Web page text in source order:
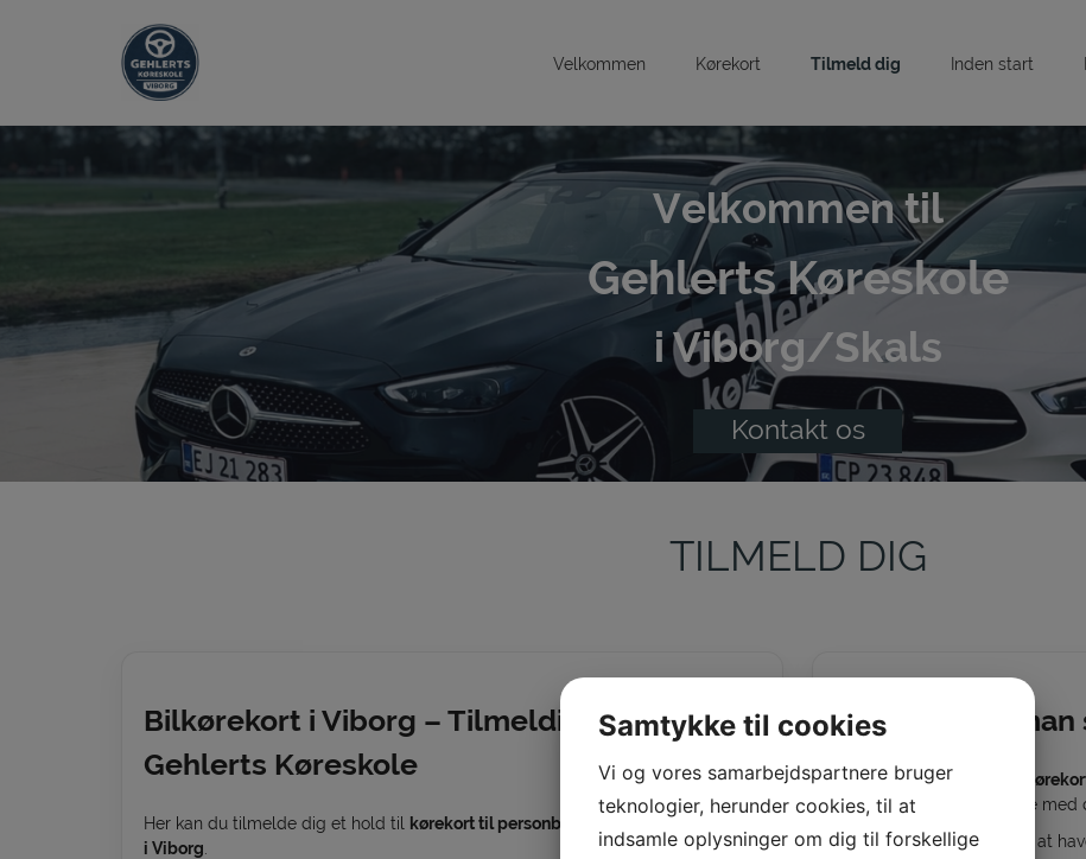
Velkommen Kørekort Tilmeld dig Inden start
Velkommen til
Gehlerts Køreskole
i Viborg/Skals
Kontakt os
TILMELD DIG
Bilkørekort i Viborg – Tilmelding hos
Gehlerts Køreskole
Her kan du tilmelde dig et hold til kørekort til personbil
Gehlerts Køreskole
i Viborg
Hvornår kan
Du kan tidligst starte på
Er du ældre, kan du starte med
Inden opstart hjælper det at
Samtykke til cookies
Vi og vores samarbejdspartnere bruger
teknologier, herunder cookies, til at
indsamle oplysninger om dig til forskellige